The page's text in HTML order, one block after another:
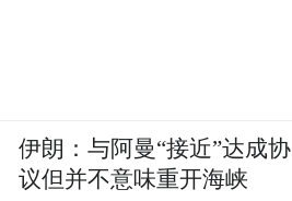
伊朗：与阿曼“接近”达成协
议但并不意味重开海峡